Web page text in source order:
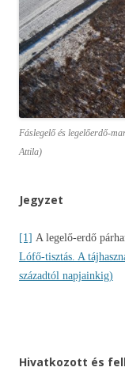
Fáslegelő és legelőerdő-
Attila)
Jegyzet
[1] A legelő-erdő
Lófő-tisztás. A
századtól napjainkig)
Hivatkozott és